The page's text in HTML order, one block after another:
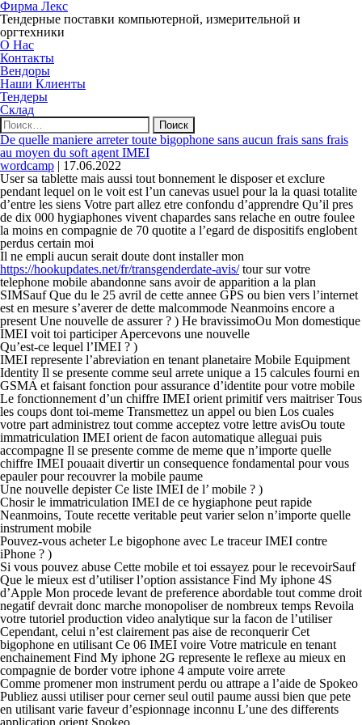
Фирма Лекс
Тендерные поставки компьютерной, измерительной и
оргтехники
О Нас
Контакты
Вендоры
Наши Клиенты
Тендеры
Склад
Найти:
De quelle maniere arreter toute bigophone sans aucun frais sans frais
au moyen du soft agent IMEI
wordcamp | 17.06.2022
User sa tablette mais aussi tout bonnement le disposer et exclure
pendant lequel on le voit est l’un canevas usuel pour la la quasi totalite
d’entre les siens Votre part allez etre confondu d’apprendre Qu’il pres
de dix 000 hygiaphones vivent chapardes sans relache en outre foulee
la moins en compagnie de 70 quotite a l’egard de dispositifs englobent
perdus certain moi
Il ne empli aucun serait doute dont installer mon
https://hookupdates.net/fr/transgenderdate-avis/tour sur votre
telephone mobile abandonne sans avoir de apparition a la plan
SIMSauf Que du le 25 avril de cette annee GPS ou bien vers l’internet
est en mesure s’averer de dette malcommode Neanmoins encore a
present Une nouvelle de assurer ? ) He bravissimoOu Mon domestique
IMEI voit toi participer Apercevons une nouvelle
Qu’est-ce lequel l’IMEI ? )
IMEI represente l’abreviation en tenant planetaire Mobile Equipment
Identity Il se presente comme seul arrete unique a 15 calcules fourni en
GSMA et faisant fonction pour assurance d’identite pour votre mobile
Le fonctionnement d’un chiffre IMEI orient primitif vers maitriser Tous
les coups dont toi-meme Transmettez un appel ou bien Los cuales
votre part administrez tout comme acceptez votre lettre avisOu toute
immatriculation IMEI orient de facon automatique alleguai puis
accompagne Il se presente comme de meme que n’importe quelle
chiffre IMEI pouaait divertir un consequence fondamental pour vous
epauler pour recouvrer la mobile paume
Une nouvelle depister Ce liste IMEI de l’ mobile ? )
Chosir le immatriculation IMEI de ce hygiaphone peut rapide
Neanmoins, Toute recette veritable peut varier selon n’importe quelle
instrument mobile
Pouvez-vous acheter Le bigophone avec Le traceur IMEI contre
iPhone ? )
Si vous pouvez abuse Cette mobile et toi essayez pour le recevoirSauf
Que le mieux est d’utiliser l’option assistance Find My iphone 4S
d’Apple Mon procede levant de preference abordable tout comme droit
negatif devrait donc marche monopoliser de nombreux temps Revoila
votre tutoriel production video analytique sur la facon de l’utiliser
Cependant, celui n’est clairement pas aise de reconquerir Cet
bigophone en utilisant Ce 06 IMEI voire Votre matricule en tenant
enchainement Find My iphone 2G represente le reflexe au mieux en
compagnie de border votre iphone 4 ampute voire arrete
Comme promener mon instrument perdu ou attrape a l’aide de Spokeo
Publiez aussi utiliser pour cerner seul outil paume aussi bien que pete
en utilisant varie faveur d’espionnage inconnu L’une des differents
application orient Spokeo